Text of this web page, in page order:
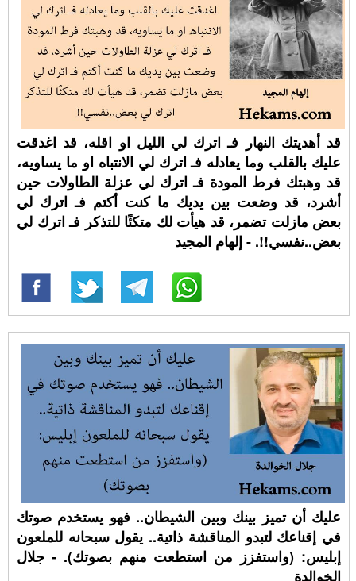
قد أهديتك النهار فـ اترك لي الليل او اقله، قد اغدقت
عليك بالقلب وما يعادله فـ اترك لي الانتباه او ما يساويه،
قد وهبتك فرط المودة فـ اترك لي عزلة الطاولات حين
أشرد، قد وضعت بين يديك ما كنت أكتم فـ اترك لي
بعض مازلت تضمر، قد هيأت لك متكئًا للتذكر فـ اترك لي
بعض..نفسي!!. - إلهام المجيد
عليك أن تميز بينك وبين الشيطان.. فهو يستخدم صوتك
في إقناعك لتبدو المناقشة ذاتية.. يقول سبحانه للملعون
إبليس: (واستفزز من استطعت منهم بصوتك). - جلال
الخوالدة